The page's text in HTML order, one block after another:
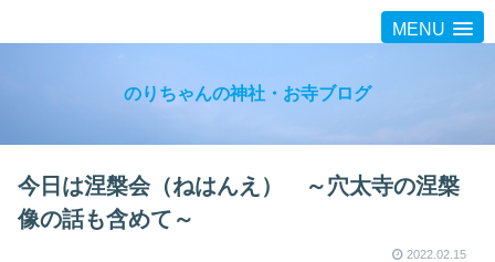
MENU
のりちゃんの神社・お寺ブログ
今日は涅槃会（ねはんえ） ～穴太寺の涅槃
像の話も含めて～
2022.02.15